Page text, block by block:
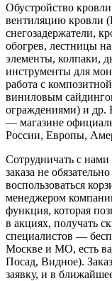
Обустройство
вентиляцию кровли
снегозадержатели,
обогрев, лестницы
элементы, колпаки,
инструменты для
работа с
виниловым
ограждениями) и др.
— магазине
России, Европы,
Сотрудничать с
заказа не
воспользоваться
менеджером
функция, которая
в акциях, получать
специалистов —
Москве и МО, есть
Посад, Видное).
заявку, и в